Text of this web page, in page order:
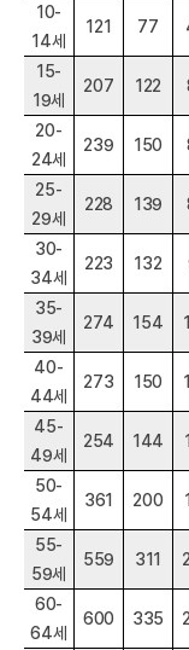
10-
14세
121 77
15-
19세
207 122
20-
24세
239 150
25-
29세
228 139
30-
34세
223 132
35-
39세
274 154
40-
44세
273 150
45-
49세
254 144
50-
54세
361 200
55-
59세
559 311
60-
64세
600 335